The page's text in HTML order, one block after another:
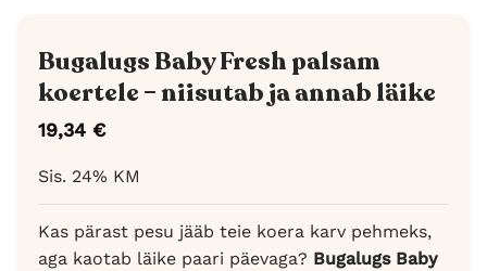
Bugalugs Baby Fresh palsam
koertele – niisutab ja annab läike
19,34 €
Sis. 24% KM
Kas pärast pesu jääb teie koera karv pehmeks,
aga kaotab läike paari päevaga? Bugalugs Baby